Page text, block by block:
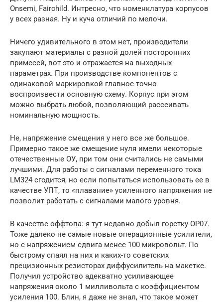
Onsemi, Fairchild. Интресно, что номенклатура корпусов
у всех разная. Ну и куча отличий по мелочи.
Ничего удивительного в этом нет, производители
закупают материалы с разной долей посторонних
примесей, вот это и отражается на выходных
параметрах. При производстве компонентов с
одинаковой маркировкой главное точно
воспроизвести основную схему. Корпус при этом
можно выбрать любой, позволяющий рассеивать
номинальную мощность.
Не, напряжение смещения у него все же большое.
Примерно такое же смещение нуля имели некоторые
отечественные ОУ, при том они считались не самыми
лучшими. Для работы с сигналами переменного тока
LM324 сгодится, но если попытаться использовать ее в
качестве УПТ, то «плавание» усиленного напряжения не
позволит работать с сигналами малого уровня.
В качестве оффтопа: я тут недавно добыл горстку OP07.
Тоже далеко не самые новые операционные усилители,
но с напряжением сдвига менее 100 микровольт. По
быстрому спаял на них и каких-то советских
прецизионных резисторах диффусилитель на макетке.
Получил устройство адекватно усиливающее
напряжения около 1 милливольта с коэффициентом
усиления 100. Блин, я даже не знал, что такое может